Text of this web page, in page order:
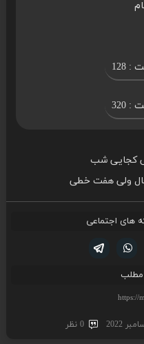
: 128
: 320
کجایی شب
ولی هفت خطی
های اجتماعی
لینکدین تویتر
مطلب
0 نظر